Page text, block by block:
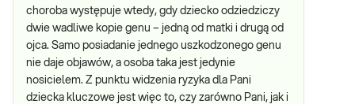
choroba występuje wtedy, gdy dziecko odziedziczy
dwie wadliwe kopie genu – jedną od matki i drugą od
ojca. Samo posiadanie jednego uszkodzonego genu
nie daje objawów, a osoba taka jest jedynie
nosicielem. Z punktu widzenia ryzyka dla Pani
dziecka kluczowe jest więc to, czy zarówno Pani, jak i